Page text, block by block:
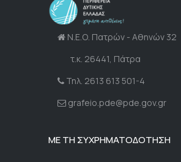
Ν.Ε.Ο. Πατρών - Αθηνών 32
τ.κ. 26441, Πάτρα
Τηλ. 2613 613 501-4
grafeio.pde@pde.gov.gr
ΜΕ ΤΗ ΣΥΧΡΗΜΑΤΟΔΟΤΗΣΗ